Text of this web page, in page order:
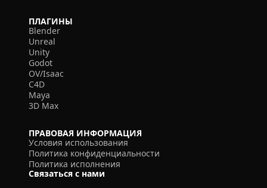
ПЛАГИНЫ
Blender
Unreal
Unity
Godot
OV/Isaac
C4D
Maya
3D Max
ПРАВОВАЯ ИНФОРМАЦИЯ
Условия использования
Политика конфиденциальности
Политика исполнения
Связаться с нами